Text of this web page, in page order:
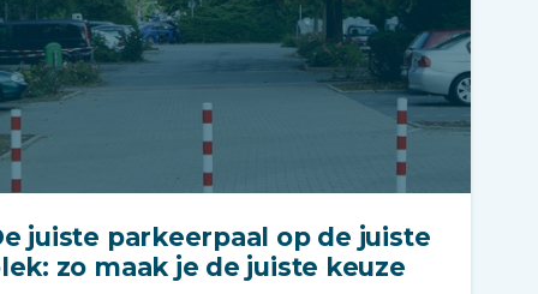
juiste parkeerpaal op de juiste
zo maak je de juiste keuze